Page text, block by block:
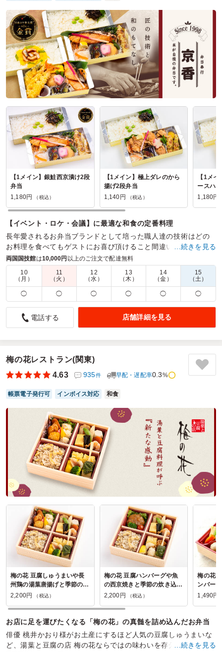
【1メイン】銀鮭西京漬け2段
弁当
1,180円
（税込）
【1メイン】極上ダレのから
揚げ2段弁当
1,140円
（税込）
【1メ
ースハ
1,180円
【イベント・ロケ・会議】に最適な和食の定番料理
長年愛されるお弁当ブランドとして培った職人達の技術はどの
お料理を食べてもゲストにお喜び頂けること間違いありませ
ん。
商品数： 締切日時： 1日前17:00 価格帯：
890円～1,500円
配達時間：
10:00～19:00
色々なおかず
4.0
また、メインのおかずも大きくて食べ応えがあり、好評でし
た。味付けも、甘味のあるもの、酸味のあるもの、楽しめま
した。また利用したいと思います。
ご利用シーン：平日のお弁当
参加者の年齢：30代～40代男女比：女性多め
東京都墨田区文花2026/03/23
京香の口コミをもっと見る
…続きを見る
両国国技館は10,000円 以上のご注文で配達無料
10
（月）
11
（火）
12
（水）
13
（木）
14
（金）
15
（土）
◯ ◯ ◯ ◯ ◯ ◯
電話する 店舗詳細を見る
梅の花レストラン(関東)
4.63
935件 早配・遅配率0.3%
帳票電子発行可 インボイス対応 和食
梅の花 豆腐しゅうまいや長
州鶏の湯葉唐揚げと季節の炊
き込み御飯の弁当
2,200円 （税込）
梅の花 豆腐ハンバーグや魚
の西京焼きと季節の炊き込み
御飯の弁当
2,200円 （税込）
梅の花
ンバー
1,490円
お店に足を運びたくなる「梅の花」の真髄を詰め込んだお弁当
俳優 桃井かおり様がお土産にするほど人気の豆腐しゅうまいな
ど、湯葉と豆腐の店 梅の花ならではの味わいを存分にご堪能頂
…続きを見る